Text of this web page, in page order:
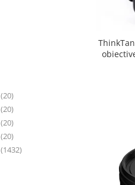
(20)
(20)
(20)
(20)
(1432)